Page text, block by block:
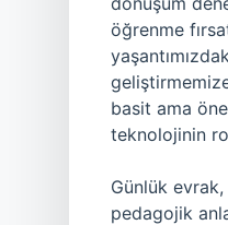
öğrenme
basit ama
teknolojinin
Günlük
pedagojik